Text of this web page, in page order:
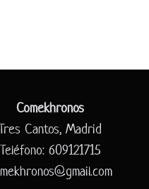
Comekhronos
Cantos, Madrid
Teléfono: 609121715